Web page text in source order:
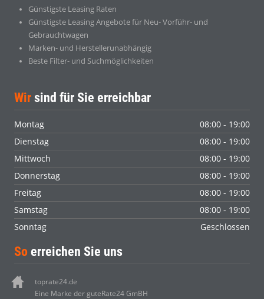
Günstigste Leasing Raten
Günstigste Leasing Angebote für Neu- Vorführ- und
Gebrauchtwagen
Marken- und Herstellerunabhängig
Beste Filter- und Suchmöglichkeiten
Wir sind für Sie erreichbar
Montag
08:00 - 19:00
Dienstag
08:00 - 19:00
Mittwoch
08:00 - 19:00
Donnerstag
08:00 - 19:00
Freitag
08:00 - 19:00
Samstag
08:00 - 19:00
Sonntag
Geschlossen
So erreichen Sie uns
toprate24.de
Eine Marke der guteRate24 GmBH